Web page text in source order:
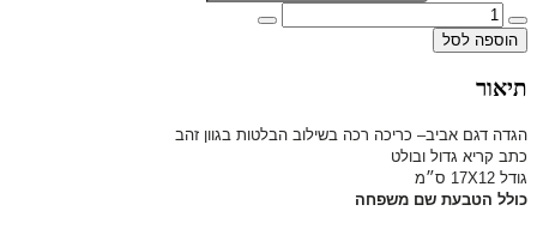
הוספה לסל
תיאור
הגדה דגם אביב– כריכה רכה בשילוב הבלטות בגוון זהב
כתב קריא גדול ובולט
גודל 17X12 ס״מ
כולל הטבעת שם משפחה